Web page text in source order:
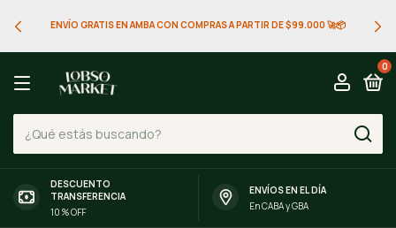
ENVÍO GRATIS EN AMBA CON COMPRAS A PARTIR DE $99.000 🚀📦
0
DESCUENTO
TRANSFERENCIA
10 % OFF
ENVÍOS EN EL DÍA
En CABA y GBA